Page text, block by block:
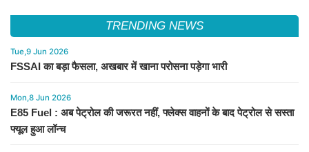
TRENDING NEWS
Tue,9 Jun 2026
FSSAI का बड़ा फैसला, अखबार में खाना परोसना पड़ेगा भारी
Mon,8 Jun 2026
E85 Fuel : अब पेट्रोल की जरूरत नहीं, फ्लेक्स वाहनों के बाद पेट्रोल से सस्ता
फ्यूल हुआ लॉन्च